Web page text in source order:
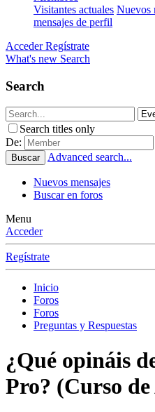
Visitantes actuales Nuevos
mensajes de perfil
Acceder Regístrate
What's new Search
Search
Search titles only
De:
Buscar Advanced search...
Nuevos mensajes
Buscar en foros
Menu
Acceder
Regístrate
Inicio
Foros
Foros
Preguntas y Respuestas
¿Qué opináis
Pro? (Curso